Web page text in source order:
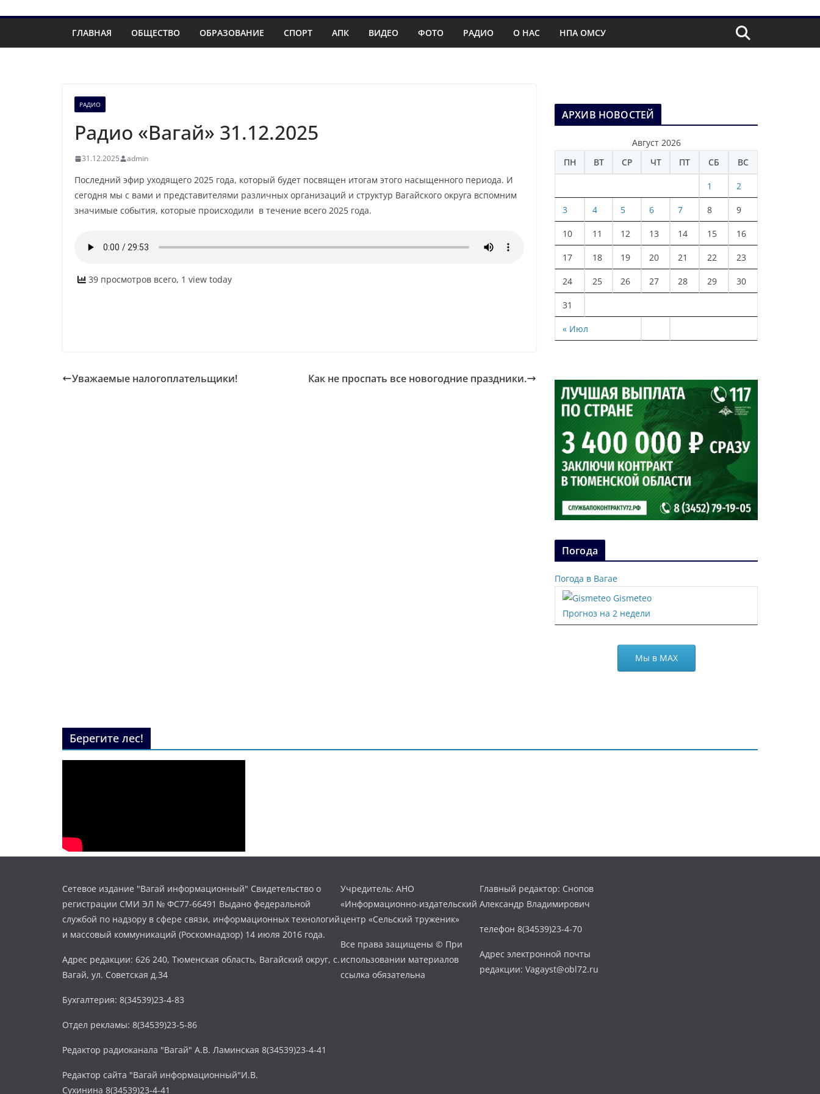
ГЛАВНАЯ ОБЩЕСТВО ОБРАЗОВАНИЕ СПОРТ АПК ВИДЕО ФОТО РАДИО О НАС НПА ОМСУ
РАДИО
Радио «Вагай» 31.12.2025
31.12.2025 admin
Последний эфир уходящего 2025 года, который будет посвящен итогам этого насыщенного периода. И
сегодня мы с вами и представителями различных организаций и структур Вагайского округа вспомним
значимые события, которые происходили в течение всего 2025 года.
39 просмотров всего, 1 view today
Уважаемые налогоплательщики! Как не проспать все новогодние праздники.
АРХИВ НОВОСТЕЙ
Август 2026
ПН
ВТ СР ЧТ ПТ СБ ВС
« Июл
1 2
3 4 5 6 7 8 9
10 11 12 13 14 15 16
17 18 19 20 21 22 23
24 25 26 27 28 29 30
31
Погода
Погода в Вагае
Gismeteo
Прогноз на 2 недели
Мы в МАХ
Берегите лес!
Сетевое издание "Вагай информационный" Свидетельство о
регистрации СМИ ЭЛ № ФС77-66491 Выдано федеральной
службой по надзору в сфере связи, информационных технологий
и массовый коммуникаций (Роскомнадзор) 14 июля 2016 года.
Адрес редакции: 626 240, Тюменская область, Вагайский округ, с.
Вагай, ул. Советская д.34
Бухгалтерия: 8(34539)23-4-83
Отдел рекламы: 8(34539)23-5-86
Редактор радиоканала "Вагай" А.В. Ламинская 8(34539)23-4-41
Редактор сайта "Вагай информационный"И.В.
Сухинина 8(34539)23-4-41
Учредитель: АНО
«Информационно-издательский
центр «Сельский труженик»
Все права защищены © При
использовании материалов
ссылка обязательна
Главный редактор: Снопов
Александр Владимирович
телефон 8(34539)23-4-70
Адрес электронной почты
редакции: Vagayst@obl72.ru